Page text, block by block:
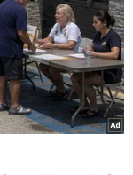
đối điều mà họ